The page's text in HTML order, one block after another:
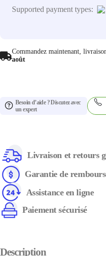
Supported payment types:
Commandez maintenant,
août
Besoin d’aide ? Discutez avec
un expert
Livraison et retours
Garantie de
Assistance en ligne
Paiement sécurisé
Description